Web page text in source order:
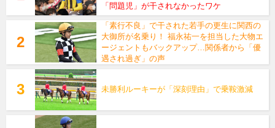
「問題児」が干されなかったワケ
「素行不良」で干された若手の更生に関西の
大御所が名乗り！ 福永祐一を担当した大物エ
ージェントもバックアップ…関係者から「優
遇され過ぎ」の声
未勝利ルーキーが「深刻理由」で乗鞍激減